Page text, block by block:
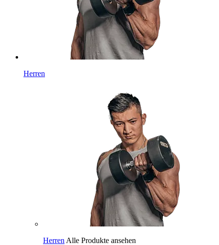
Herren
Herren Alle Produkte ansehen